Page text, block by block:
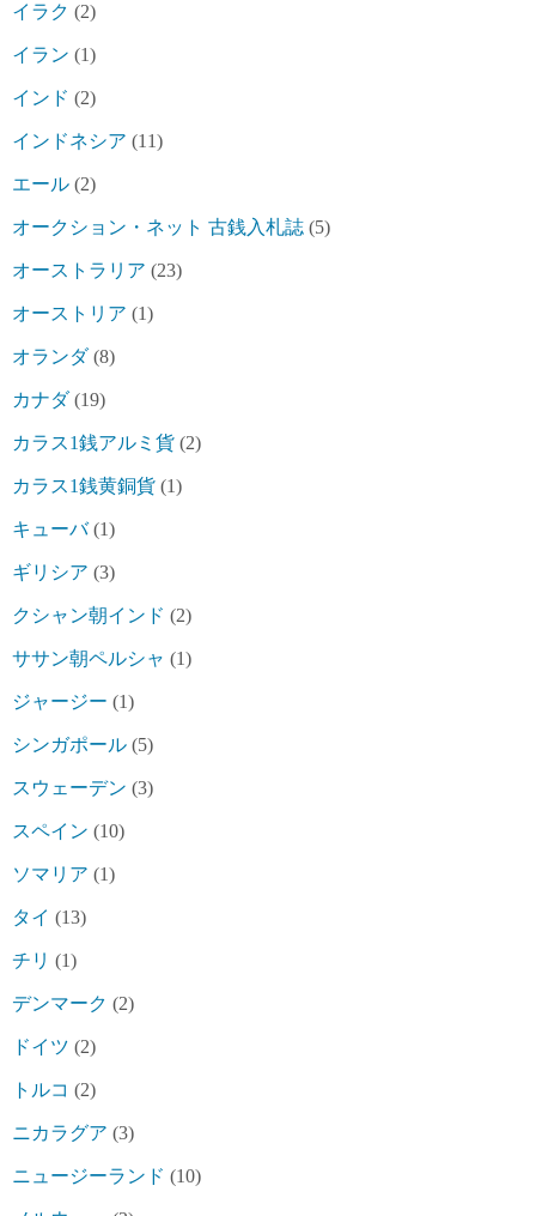
イラク (2)
イラン (1)
インド (2)
インドネシア (11)
エール (2)
オークション・ネット 古銭入札誌 (5)
オーストラリア (23)
オーストリア (1)
オランダ(8)
カナダ(19)
カラス1銭アルミ貨 (2)
カラス1銭黄銅貨 (1)
キューバ(1)
ギリシア (3)
クシャン朝インド (2)
ササン朝ペルシャ (1)
ジャージー (1)
シンガポール (5)
スウェーデン (3)
スペイン (10)
ソマリア (1)
タイ (13)
チリ (1)
デンマーク (2)
ドイツ (2)
トルコ (2)
ニカラグア (3)
ニュージーランド (10)